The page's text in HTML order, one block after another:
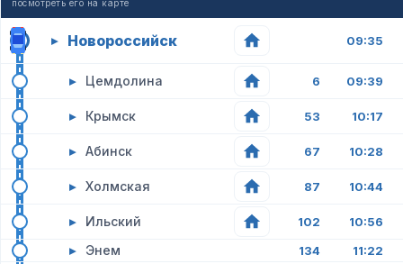
посмотреть его на карте
▸ Новороссийск 09:35
▸ Цемдолина 6 09:39
▸ Крымск 53 10:17
▸ Абинск 67 10:28
▸ Холмская 87 10:44
▸ Ильский 102 10:56
▸ Энем 134 11:22